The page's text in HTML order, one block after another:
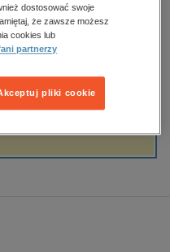
informatyka
Filtrowanie
dostosować swoje
że zawsze możesz
cookies lub
partnerzy
pliki cookie